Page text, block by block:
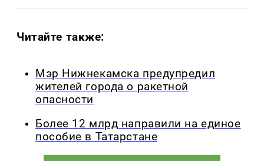
Читайте также:
Мэр Нижнекамска предупредил
жителей города о ракетной
опасности
Более 12 млрд направили на единое
пособие в Татарстане